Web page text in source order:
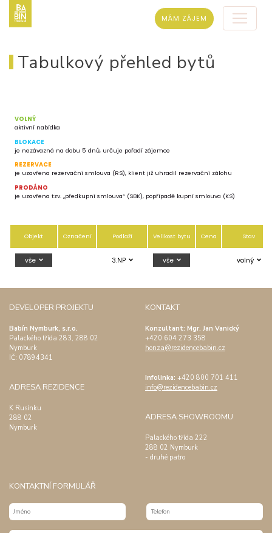
MÁM ZÁJEM
Tabulkový přehled bytů
VOLNÝ
aktivní nabídka
BLOKACE
je nezávazná na dobu 5 dnů, určuje pořadí zájemce
REZERVACE
je uzavřena rezervační smlouva (RS), klient již uhradil rezervační zálohu
PRODÁNO
je uzavřena tzv. „předkupní smlouva“ (SBK), popřípadě kupní smlouva (KS)
Objekt Označení Podlaží Velikost bytu Cena Stav
vše 3.NP vše volný
DEVELOPER PROJEKTU
Babín Nymburk, s.r.o.
Palackého třída 283, 288 02
Nymburk
IČ: 07894341
ADRESA REZIDENCE
K Rusínku
288 02
Nymburk
KONTAKT
Konzultant: Mgr. Jan Vanický
+420 604 273 358
honza@rezidencebabin.cz
Infolinka: +420 800 701 411
info@rezidencebabin.cz
ADRESA SHOWROOMU
Palackého třída 222
288 02 Nymburk
- druhé patro
KONTAKTNÍ FORMULÁŘ